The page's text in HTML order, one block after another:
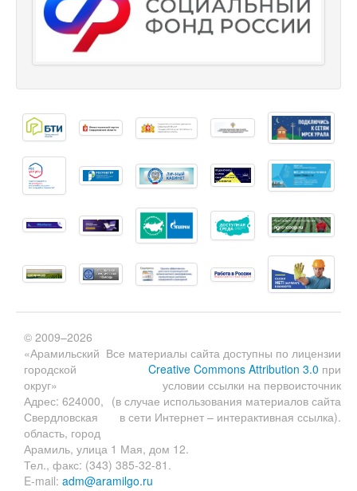
Все материалы сайта доступны по лицензии
Creative Commons Attribution 3.0 при
условии ссылки на первоисточник
(в случае использования материалов сайта
в сети Интернет – интерактивная ссылка).
© 2009–2026
«Арамильский
городской
округ»
Адрес: 624000,
Свердловская
область, город
Арамиль, улица 1 Мая, дом 12.
Тел., факс: (343) 385-32-81.
E-mail: adm@aramilgo.ru